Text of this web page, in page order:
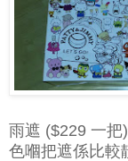
雨遮 ($229 一把
色嗰把遮係比較